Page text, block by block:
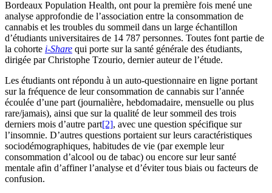
Bordeaux Population Health, ont pour la première fois mené une
analyse approfondie de l’association entre la consommation de
cannabis et les troubles du sommeil dans un large échantillon
d’étudiants universitaires de 14 787 personnes. Toutes font partie de
la cohorte i-Share qui porte sur la santé générale des étudiants,
dirigée par Christophe Tzourio, dernier auteur de l’étude.
Les étudiants ont répondu à un auto-questionnaire en ligne portant
sur la fréquence de leur consommation de cannabis sur l’année
écoulée d’une part (journalière, hebdomadaire, mensuelle ou plus
rare/jamais), ainsi que sur la qualité de leur sommeil des trois
derniers mois d’autre part[2], avec une question spécifique sur
l’insomnie. D’autres questions portaient sur leurs caractéristiques
sociodémographiques, habitudes de vie (par exemple leur
consommation d’alcool ou de tabac) ou encore sur leur santé
mentale afin d’affiner l’analyse et d’éviter tous biais ou facteurs de
confusion.